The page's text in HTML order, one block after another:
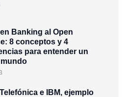
Banking al Open
8 conceptos y 4
para entender un
e IBM, ejemplo